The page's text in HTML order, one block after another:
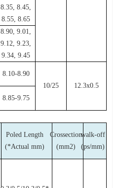
8.35, 8.45,
8.55, 8.65
8.90, 9.01,
9.12, 9.23,
9.34, 9.45
8.10-8.90
10/25
12.3x0.5
8.85-9.75
Poled Length
(*Actual mm)
Crossection
(mm2)
walk-off
(ps/mm)